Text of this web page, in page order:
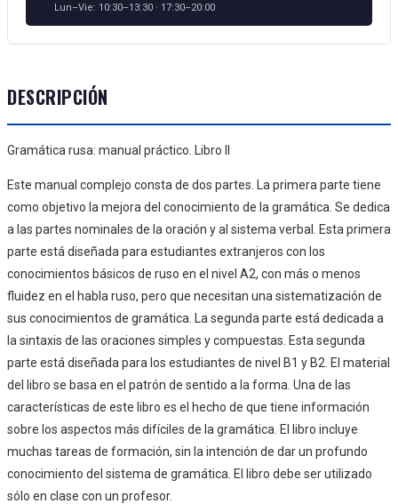
Lun–Vie: 10:30–13:30 · 17:30–20:00
DESCRIPCIÓN
Gramática rusa: manual práctico. Libro II
Este manual complejo consta de dos partes. La primera parte tiene
como objetivo la mejora del conocimiento de la gramática. Se dedica
a las partes nominales de la oración y al sistema verbal. Esta primera
parte está diseñada para estudiantes extranjeros con los
conocimientos básicos de ruso en el nivel A2, con más o menos
fluidez en el habla ruso, pero que necesitan una sistematización de
sus conocimientos de gramática. La segunda parte está dedicada a
la sintaxis de las oraciones simples y compuestas. Esta segunda
parte está diseñada para los estudiantes de nivel B1 y B2. El material
del libro se basa en el patrón de sentido a la forma. Una de las
características de este libro es el hecho de que tiene información
sobre los aspectos más difíciles de la gramática. El libro incluye
muchas tareas de formación, sin la intención de dar un profundo
conocimiento del sistema de gramática. El libro debe ser utilizado
sólo en clase con un profesor.